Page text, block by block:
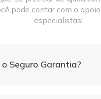
pode contar com o
especialistas!
Seguro Garantia?